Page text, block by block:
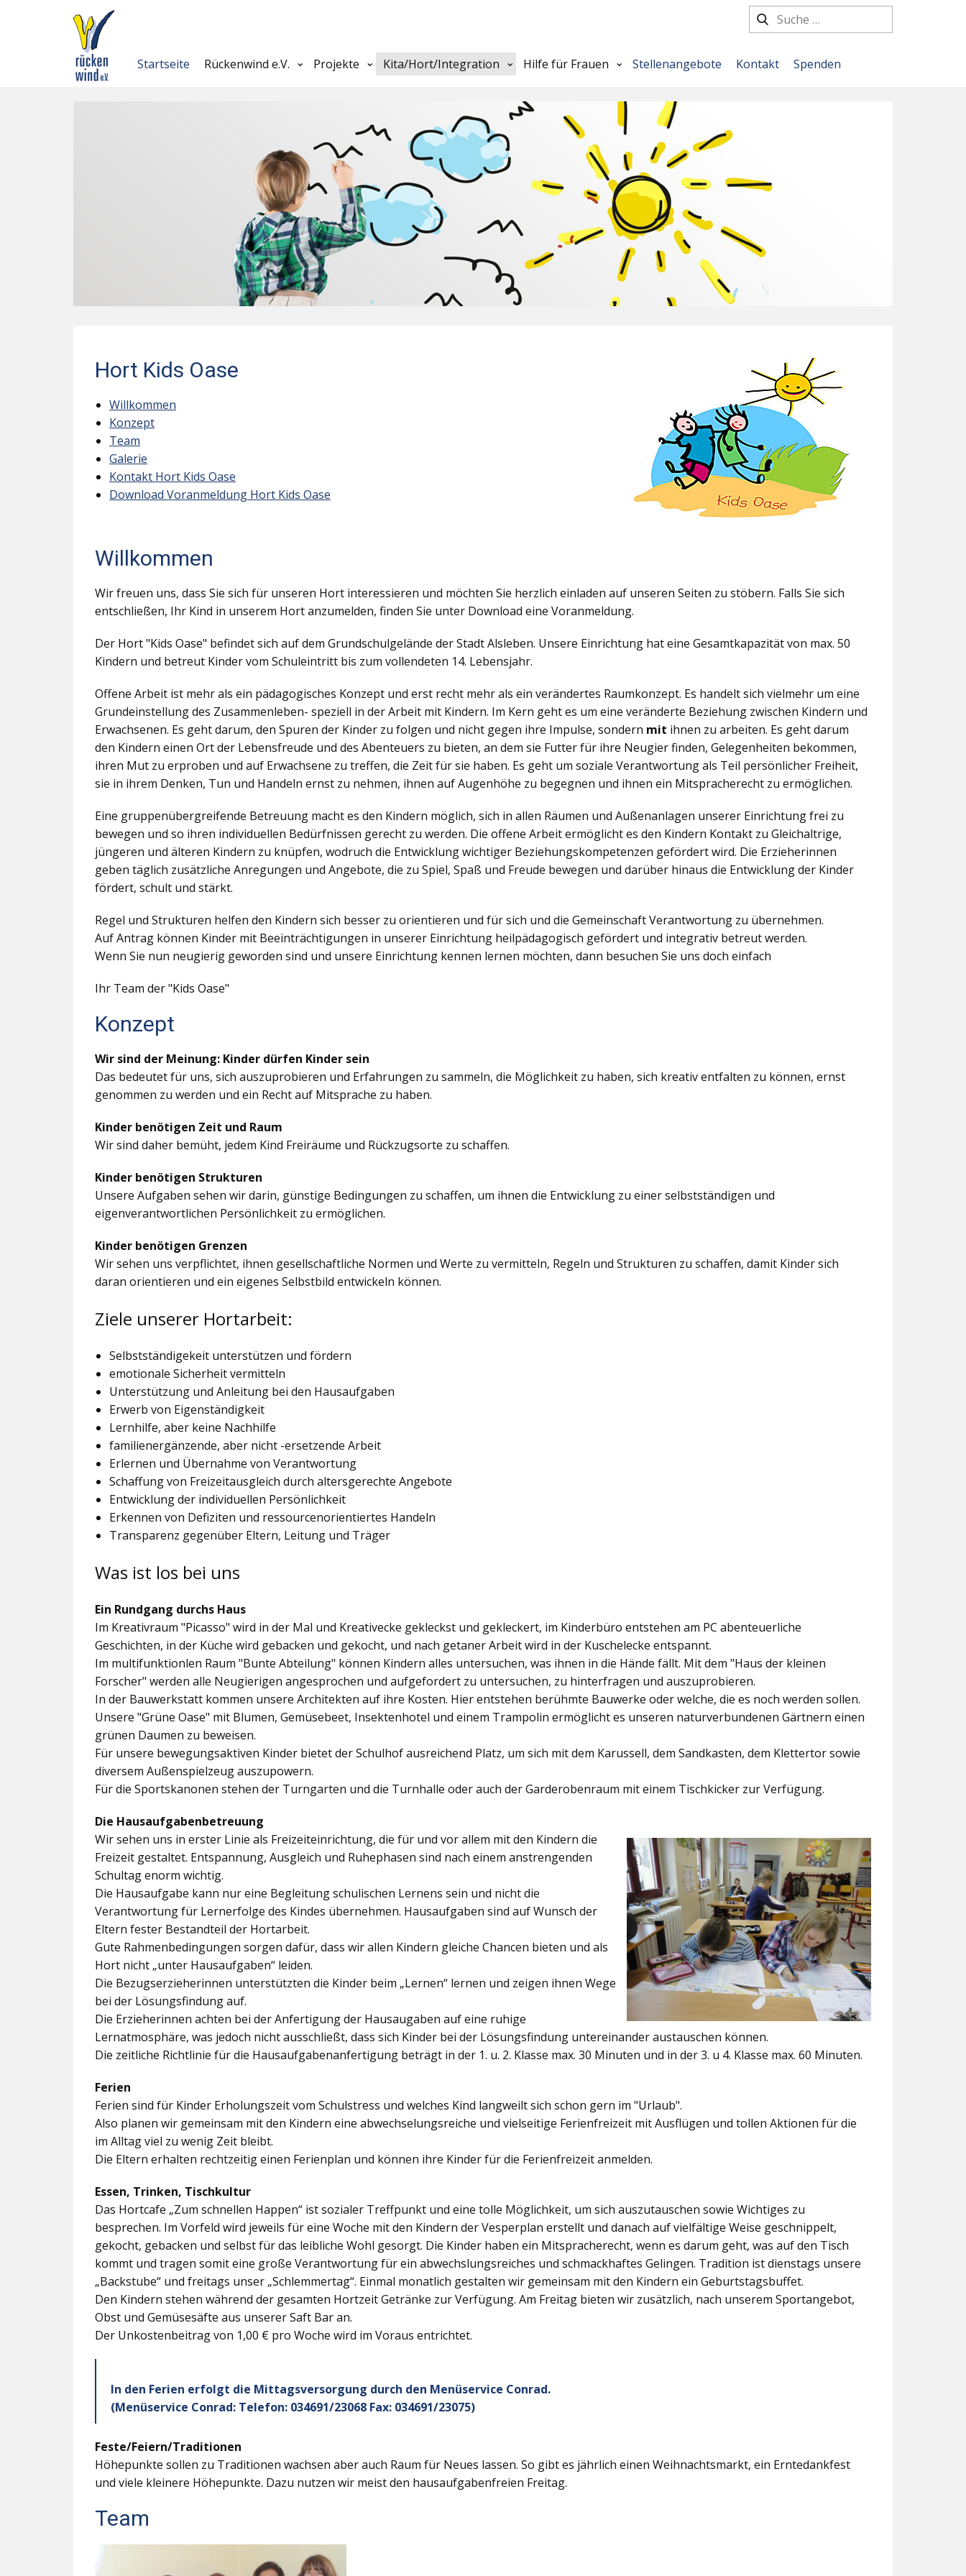
Startseite Rückenwind e.V. Projekte Kita/Hort/Integration Hilfe für Frauen Stellenangebote Kontakt Spenden
Hort Kids Oase
Willkommen
Konzept
Team
Galerie
Kontakt Hort Kids Oase
Download Voranmeldung Hort Kids Oase
Willkommen
Wir freuen uns, dass Sie sich für unseren Hort interessieren und möchten Sie herzlich einladen auf unseren Seiten zu stöbern. Falls Sie sich
entschließen, Ihr Kind in unserem Hort anzumelden, finden Sie unter Download eine Voranmeldung.
Der Hort "Kids Oase" befindet sich auf dem Grundschulgelände der Stadt Alsleben. Unsere Einrichtung hat eine Gesamtkapazität von max. 50
Kindern und betreut Kinder vom Schuleintritt bis zum vollendeten 14. Lebensjahr.
Offene Arbeit ist mehr als ein pädagogisches Konzept und erst recht mehr als ein verändertes Raumkonzept. Es handelt sich vielmehr um eine
Grundeinstellung des Zusammenleben- speziell in der Arbeit mit Kindern. Im Kern geht es um eine veränderte Beziehung zwischen Kindern und
Erwachsenen. Es geht darum, den Spuren der Kinder zu folgen und nicht gegen ihre Impulse, sondern mit ihnen zu arbeiten. Es geht darum
den Kindern einen Ort der Lebensfreude und des Abenteuers zu bieten, an dem sie Futter für ihre Neugier finden, Gelegenheiten bekommen,
ihren Mut zu erproben und auf Erwachsene zu treffen, die Zeit für sie haben. Es geht um soziale Verantwortung als Teil persönlicher Freiheit,
sie in ihrem Denken, Tun und Handeln ernst zu nehmen, ihnen auf Augenhöhe zu begegnen und ihnen ein Mitspracherecht zu ermöglichen.
Eine gruppenübergreifende Betreuung macht es den Kindern möglich, sich in allen Räumen und Außenanlagen unserer Einrichtung frei zu
bewegen und so ihren individuellen Bedürfnissen gerecht zu werden. Die offene Arbeit ermöglicht es den Kindern Kontakt zu Gleichaltrige,
jüngeren und älteren Kindern zu knüpfen, wodruch die Entwicklung wichtiger Beziehungskompetenzen gefördert wird. Die Erzieherinnen
geben täglich zusätzliche Anregungen und Angebote, die zu Spiel, Spaß und Freude bewegen und darüber hinaus die Entwicklung der Kinder
fördert, schult und stärkt.
Regel und Strukturen helfen den Kindern sich besser zu orientieren und für sich und die Gemeinschaft Verantwortung zu übernehmen.
Auf Antrag können Kinder mit Beeinträchtigungen in unserer Einrichtung heilpädagogisch gefördert und integrativ betreut werden.
Wenn Sie nun neugierig geworden sind und unsere Einrichtung kennen lernen möchten, dann besuchen Sie uns doch einfach
Ihr Team der "Kids Oase"
Konzept
Wir sind der Meinung: Kinder dürfen Kinder sein
Das bedeutet für uns, sich auszuprobieren und Erfahrungen zu sammeln, die Möglichkeit zu haben, sich kreativ entfalten zu können, ernst
genommen zu werden und ein Recht auf Mitsprache zu haben.
Kinder benötigen Zeit und Raum
Wir sind daher bemüht, jedem Kind Freiräume und Rückzugsorte zu schaffen.
Kinder benötigen Strukturen
Unsere Aufgaben sehen wir darin, günstige Bedingungen zu schaffen, um ihnen die Entwicklung zu einer selbstständigen und
eigenverantwortlichen Persönlichkeit zu ermöglichen.
Kinder benötigen Grenzen
Wir sehen uns verpflichtet, ihnen gesellschaftliche Normen und Werte zu vermitteln, Regeln und Strukturen zu schaffen, damit Kinder sich
daran orientieren und ein eigenes Selbstbild entwickeln können.
Ziele unserer Hortarbeit:
Selbstständigekeit unterstützen und fördern
emotionale Sicherheit vermitteln
Unterstützung und Anleitung bei den Hausaufgaben
Erwerb von Eigenständigkeit
Lernhilfe, aber keine Nachhilfe
familienergänzende, aber nicht -ersetzende Arbeit
Erlernen und Übernahme von Verantwortung
Schaffung von Freizeitausgleich durch altersgerechte Angebote
Entwicklung der individuellen Persönlichkeit
Erkennen von Defiziten und ressourcenorientiertes Handeln
Transparenz gegenüber Eltern, Leitung und Träger
Was ist los bei uns
Ein Rundgang durchs Haus
Im Kreativraum "Picasso" wird in der Mal und Kreativecke gekleckst und gekleckert, im Kinderbüro entstehen am PC abenteuerliche
Geschichten, in der Küche wird gebacken und gekocht, und nach getaner Arbeit wird in der Kuschelecke entspannt.
Im multifunktionlen Raum "Bunte Abteilung" können Kindern alles untersuchen, was ihnen in die Hände fällt. Mit dem "Haus der kleinen
Forscher" werden alle Neugierigen angesprochen und aufgefordert zu untersuchen, zu hinterfragen und auszuprobieren.
In der Bauwerkstatt kommen unsere Architekten auf ihre Kosten. Hier entstehen berühmte Bauwerke oder welche, die es noch werden sollen.
Unsere "Grüne Oase" mit Blumen, Gemüsebeet, Insektenhotel und einem Trampolin ermöglicht es unseren naturverbundenen Gärtnern einen
grünen Daumen zu beweisen.
Für unsere bewegungsaktiven Kinder bietet derSchulhofausreichend Platz, um sich mit dem Karussell, dem Sandkasten, dem Klettertor sowie
diversem Außenspielzeug auszupowern.
Für die Sportskanonen stehen der Turngarten und die Turnhalle oder auch derGarderobenraum mit einem Tischkicker zur Verfügung.
Die Hausaufgabenbetreuung
Wir sehen uns in erster Linie als Freizeiteinrichtung, die für und vor allem mit den Kindern die
Freizeit gestaltet. Entspannung, Ausgleich und Ruhephasen sind nach einem anstrengenden
Schultag enorm wichtig.
Die Hausaufgabe kann nur eine Begleitung schulischen Lernens sein und nicht die
Verantwortung für Lernerfolge des Kindes übernehmen. Hausaufgaben sind auf Wunsch der
Eltern fester Bestandteil der Hortarbeit.
Gute Rahmenbedingungen sorgen dafür, dass wir allen Kindern gleiche Chancen bieten und als
Hort nicht „unter Hausaufgaben“ leiden.
Die Bezugserzieherinnen unterstützten die Kinder beim „Lernen“ lernen und zeigen ihnen Wege
bei der Lösungsfindung auf.
Die Erzieherinnen achten bei der Anfertigung der Hausaugaben auf eine ruhige
Lernatmosphäre, was jedoch nicht ausschließt, dass sich Kinder bei der Lösungsfindung untereinander austauschen können.
Die zeitliche Richtlinie für die Hausaufgabenanfertigung beträgt in der 1. u. 2. Klasse max. 30 Minuten und in der 3. u 4. Klasse max. 60 Minuten.
Ferien
Ferien sind für Kinder Erholungszeit vom Schulstress und welches Kind langweilt sich schon gern im "Urlaub".
Also planen wir gemeinsam mit den Kindern eine abwechselungsreiche und vielseitige Ferienfreizeit mit Ausflügen und tollen Aktionen für die
im Alltag viel zu wenig Zeit bleibt.
Die Eltern erhalten rechtzeitig einen Ferienplan und können ihre Kinder für die Ferienfreizeit anmelden.
Essen, Trinken, Tischkultur
Das Hortcafe „Zum schnellen Happen“ ist sozialer Treffpunkt und eine tolle Möglichkeit, um sich auszutauschen sowie Wichtiges zu
besprechen. Im Vorfeld wird jeweils für eine Woche mit den Kindern der Vesperplan erstellt und danach auf vielfältige Weise geschnippelt,
gekocht, gebacken und selbst für das leibliche Wohl gesorgt. Die Kinder haben ein Mitspracherecht, wenn es darum geht, was auf den Tisch
kommt und tragen somit eine große Verantwortung für ein abwechslungsreiches und schmackhaftes Gelingen. Tradition ist dienstags unsere
„Backstube“ und freitags unser „Schlemmertag“. Einmal monatlich gestalten wir gemeinsam mit den Kindern ein Geburtstagsbuffet.
Den Kindern stehen während der gesamten Hortzeit Getränke zur Verfügung. Am Freitag bieten wir zusätzlich, nach unserem Sportangebot,
Obst und Gemüsesäfte aus unserer Saft Bar an.
Der Unkostenbeitrag von 1,00 € pro Woche wird im Voraus entrichtet.
In den Ferien erfolgt die Mittagsversorgung durch den Menüservice Conrad.
(Menüservice Conrad: Telefon: 034691/23068 Fax: 034691/23075)
Feste/Feiern/Traditionen
Höhepunkte sollen zu Traditionen wachsen aber auch Raum für Neues lassen. So gibt es jährlich einen Weihnachtsmarkt, ein Erntedankfest
und viele kleinere Höhepunkte. Dazu nutzen wir meist den hausaufgabenfreien Freitag.
Team